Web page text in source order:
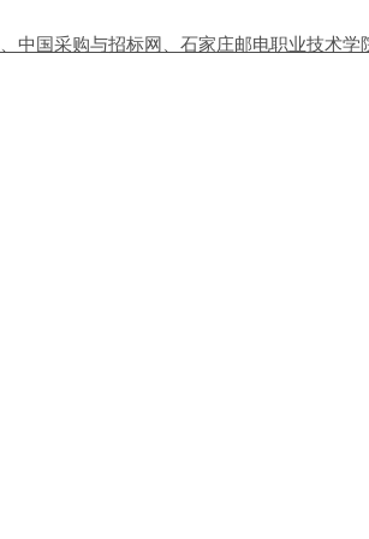
、中国采购与招标网、石家庄邮电职业技术学